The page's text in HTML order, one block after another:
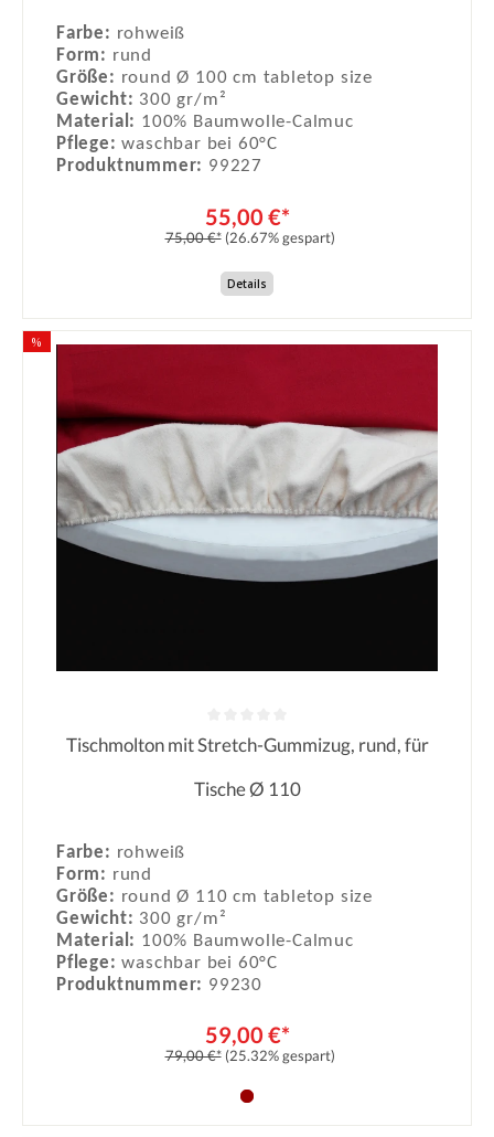
Farbe: rohweiß
Form: rund
Größe: round Ø 100 cm tabletop size
Gewicht: 300 gr/m²
Material: 100% Baumwolle-Calmuc
Pflege:waschbar bei 60°C
Produktnummer: 99227
55,00 €*
75,00 €* (26.67% gespart)
Details
%
Durchschnittliche Bewertung von 0
Tischmolton mit Stretch-Gummizug, rund, für
Tische Ø 110
Farbe: rohweiß
Form: rund
Größe: round Ø 110 cm tabletop size
Gewicht: 300 gr/m²
Material: 100% Baumwolle-Calmuc
Pflege:waschbar bei 60°C
Produktnummer: 99230
59,00 €*
79,00 €* (25.32% gespart)